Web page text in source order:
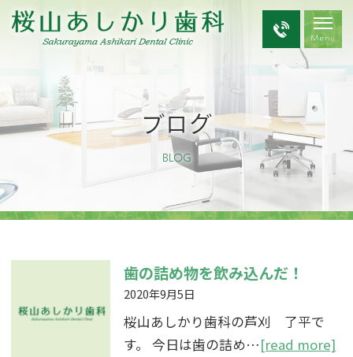
ブログ
BLOG
歯の詰め物を飲み込んだ！
2020年9月5日
桜山あしかり歯科の芦刈 了平で
す。 今日は歯の詰め…[read more]